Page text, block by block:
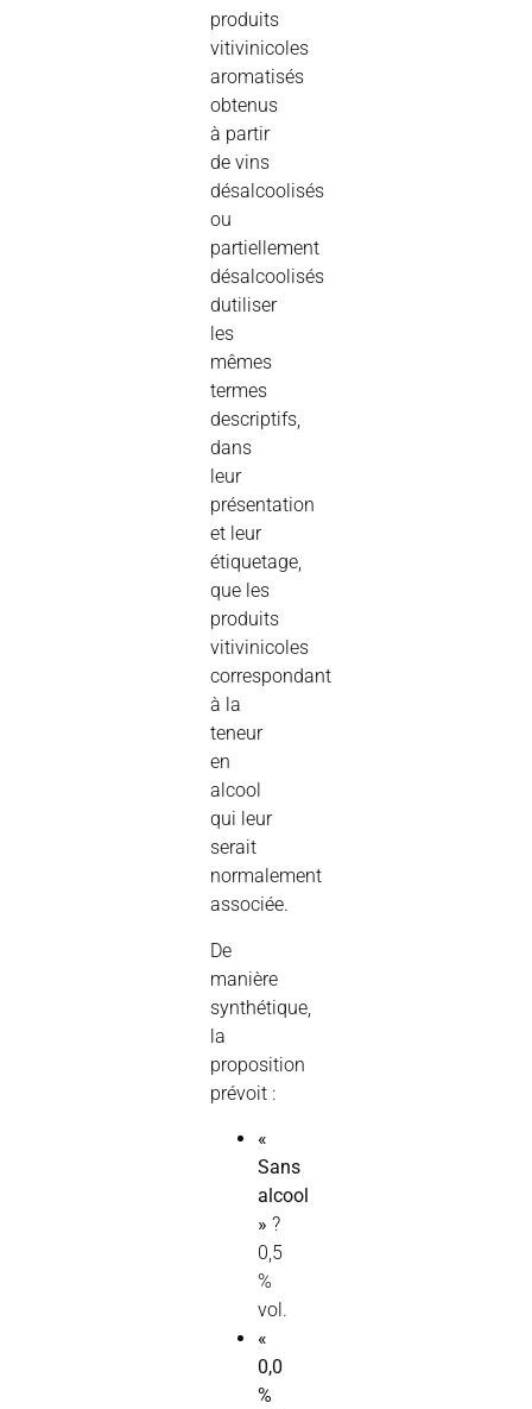
produits
vitivinicoles
aromatisés
obtenus
à partir
de vins
désalcoolisés
ou
partiellement
désalcoolisés
dutiliser
les
mêmes
termes
descriptifs,
dans
leur
présentation
et leur
étiquetage,
que les
produits
vitivinicoles
correspondant
à la
teneur
en
alcool
qui leur
serait
normalement
associée.
De
manière
synthétique,
la
proposition
prévoit :
«
Sans
alcool
» ?
0,5
%
vol.
«
0,0
%